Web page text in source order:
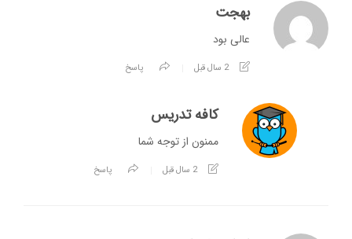
بهجت
عالی بود
2 سال قبل پاسخ
کافه تدریس
ممنون از توجه شما
2 سال قبل پاسخ